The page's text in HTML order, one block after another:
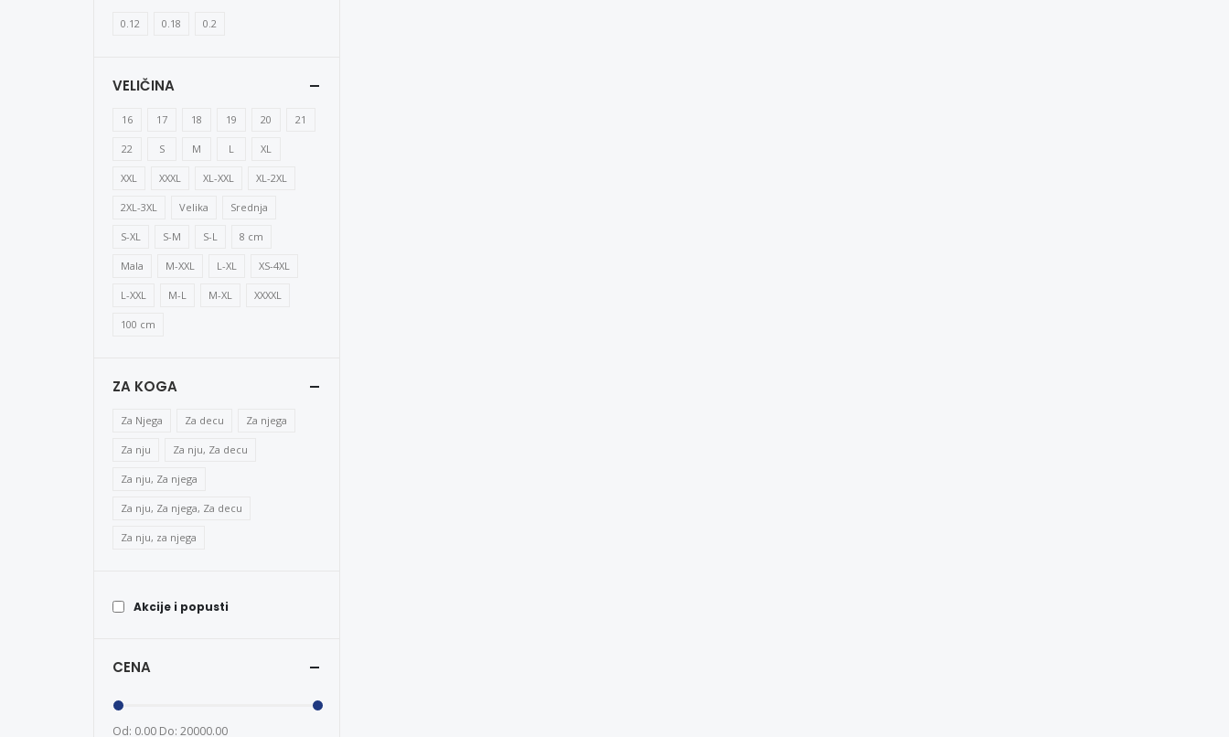
0.12 0.18 0.2
VELIČINA
16 17 18 19 20 21
22 S M L XL
XXL XXXL XL-XXL XL-2XL
2XL-3XL Velika Srednja
S-XL S-M S-L 8 cm
Mala M-XXL L-XL XS-4XL
L-XXL M-L M-XL XXXXL
100 cm
ZA KOGA
Za Njega Za decu Za njega
Za nju Za nju, Za decu
Za nju, Za njega
Za nju, Za njega, Za decu
Za nju, za njega
Akcije i popusti
CENA
Od: 0.00 Do: 20000.00